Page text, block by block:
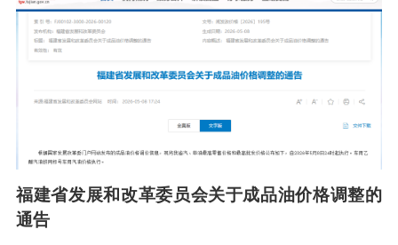
福建省发展和改革委员会关于成品油价格调整的
通告